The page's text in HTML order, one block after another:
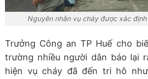
Nguyên nhân vụ cháy được xác
Trưởng Công an TP Huế cho
trường nhiều người dân báo lại
hiện vụ cháy đã đến tri hô